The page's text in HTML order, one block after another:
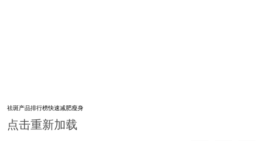
祛斑产品排行榜快速减肥瘦身
点击重新加载